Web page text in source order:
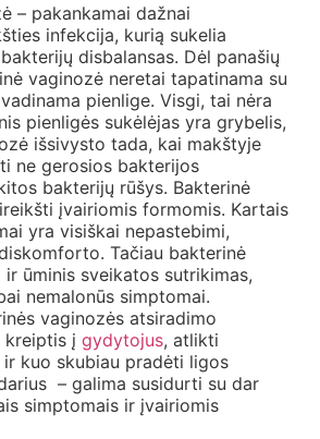
– pakankamai dažnai
infekcija, kurią sukelia
disbalansas. Dėl panašių
vaginozė neretai tapatinama su
pienlige. Visgi, tai nėra
pienligės sukėlėjas yra grybelis,
išsivysto tada, kai makštyje
ne gerosios bakterijos
bakterijų rūšys. Bakterinė
įvairiomis formomis. Kartais
yra visiškai nepastebimi,
Tačiau bakterinė
ūminis sveikatos sutrikimas,
nemalonūs simptomai.
vaginozės atsiradimo
kreiptis į gydytojus, atlikti
kuo skubiau pradėti ligos
– galima susidurti su dar
simptomais ir įvairiomis